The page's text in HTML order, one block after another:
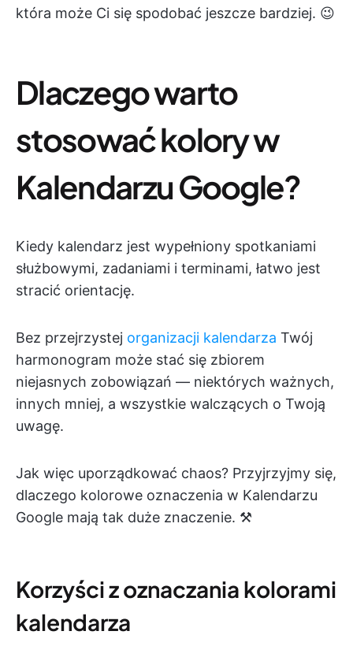
która może Ci się spodobać jeszcze bardziej. 😉
Dlaczego warto
stosować kolory w
Kalendarzu Google?
Kiedy kalendarz jest wypełniony spotkaniami
służbowymi, zadaniami i terminami, łatwo jest
stracić orientację.
Bez przejrzystej organizacji kalendarza Twój
harmonogram może stać się zbiorem
niejasnych zobowiązań — niektórych ważnych,
innych mniej, a wszystkie walczących o Twoją
uwagę.
Jak więc uporządkować chaos? Przyjrzyjmy się,
dlaczego kolorowe oznaczenia w Kalendarzu
Google mają tak duże znaczenie. ⚒️
Korzyści z oznaczania kolorami
kalendarza